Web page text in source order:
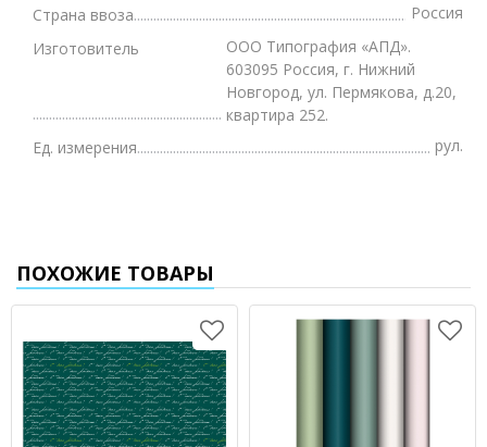
Страна ввоза
Россия
Изготовитель
ООО Типография «АПД».
603095 Россия, г. Нижний
Новгород, ул. Пермякова, д.20,
квартира 252.
Ед. измерения
рул.
ПОХОЖИЕ ТОВАРЫ